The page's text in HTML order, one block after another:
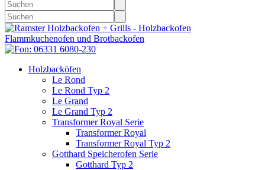
Holzbacköfen
Le Rond
Le Rond Typ 2
Le Grand
Le Grand Typ 2
Transformer Royal Serie
Transformer Royal
Transformer Royal Typ 2
Gotthard Speicherofen Serie
Gotthard Typ 2